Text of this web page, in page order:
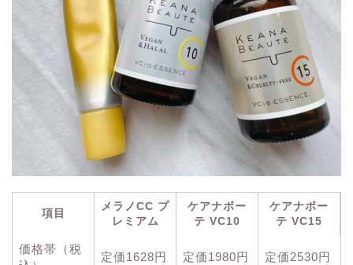
項目
メラノCC プ
レミアム
ケアナボー
テ VC10
ケアナボー
テ VC15
価格帯（税
定価1628円 定価1980円 定価2530円